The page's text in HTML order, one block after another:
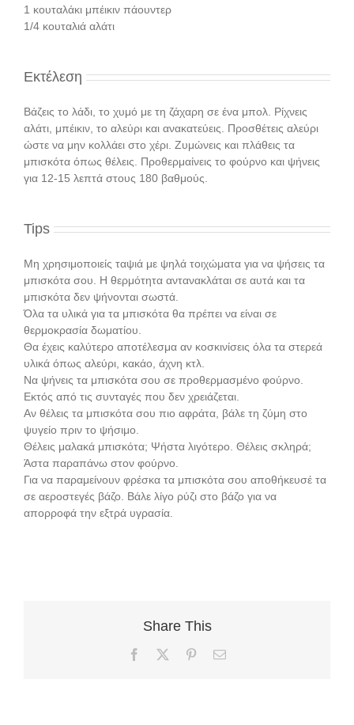
1 κουταλάκι μπέικιν πάουντερ
1/4 κουταλιά αλάτι
Εκτέλεση
Βάζεις το λάδι, το χυμό με τη ζάχαρη σε ένα μπολ. Ρίχνεις
αλάτι, μπέικιν, το αλεύρι και ανακατεύεις. Προσθέτεις αλεύρι
ώστε να μην κολλάει στο χέρι. Ζυμώνεις και πλάθεις τα
μπισκότα όπως θέλεις. Προθερμαίνεις το φούρνο και ψήνεις
για 12-15 λεπτά στους 180 βαθμούς.
Tips
Mη χρησιμοποιείς ταψιά με ψηλά τοιχώματα για να ψήσεις τα
μπισκότα σου. Η θερμότητα αντανακλάται σε αυτά και τα
μπισκότα δεν ψήνονται σωστά.
Όλα τα υλικά για τα μπισκότα θα πρέπει να είναι σε
θερμοκρασία δωματίου.
Θα έχεις καλύτερο αποτέλεσμα αν κοσκινίσεις όλα τα στερεά
υλικά όπως αλεύρι, κακάο, άχνη κτλ.
Να ψήνεις τα μπισκότα σου σε προθερμασμένο φούρνο.
Εκτός από τις συνταγές που δεν χρειάζεται.
Αν θέλεις τα μπισκότα σου πιο αφράτα, βάλε τη ζύμη στο
ψυγείο πριν το ψήσιμο.
Θέλεις μαλακά μπισκότα; Ψήστα λιγότερο. Θέλεις σκληρά;
Άστα παραπάνω στον φούρνο.
Για να παραμείνουν φρέσκα τα μπισκότα σου αποθήκευσέ τα
σε αεροστεγές βάζο. Βάλε λίγο ρύζι στο βάζο για να
απορροφά την εξτρά υγρασία.
Share This
Facebook PinterestEmail